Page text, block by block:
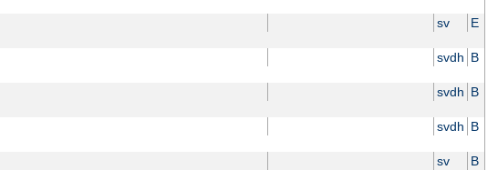
sv E
svdh B
svdh B
svdh B
sv B